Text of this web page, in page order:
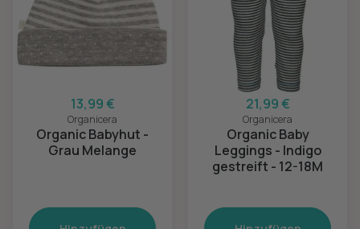
13,99 €
Organicera
Organic Babyhut -
Grau Melange
21,99 €
Organicera
Organic Baby
Leggings - Indigo
gestreift - 12-18M